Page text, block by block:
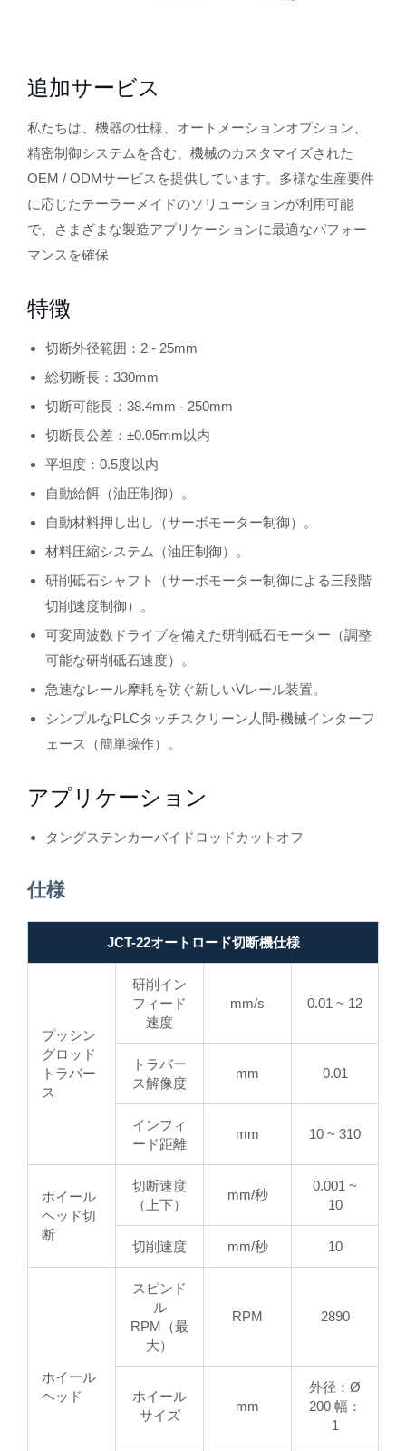
追加サービス
私たちは、機器の仕様、オートメーションオプション、
精密制御システムを含む、機械のカスタマイズされた
OEM / ODMサービスを提供しています。多様な生産要件
に応じたテーラーメイドのソリューションが利用可能
で、さまざまな製造アプリケーションに最適なパフォー
マンスを確保
特徴
切断外径範囲：2 - 25mm
総切断長：330mm
切断可能長：38.4mm - 250mm
切断長公差：±0.05mm以内
平坦度：0.5度以内
自動給餌（油圧制御）。
自動材料押し出し（サーボモーター制御）。
材料圧縮システム（油圧制御）。
研削砥石シャフト（サーボモーター制御による三段階
切削速度制御）。
可変周波数ドライブを備えた研削砥石モーター（調整
可能な研削砥石速度）。
急速なレール摩耗を防ぐ新しいVレール装置。
シンプルなPLCタッチスクリーン人間-機械インターフ
ェース（簡単操作）。
アプリケーション
タングステンカーバイドロッドカットオフ
仕様
JCT-22オートロード切断機仕様
プッシン
グロッド
トラバー
ス
研削イン
フィード
速度
mm/s 0.01 ~ 12
トラバー
ス解像度
mm 0.01
インフィ
ード距離
mm 10 ~ 310
ホイール
ヘッド切
断
切断速度
（上下）
mm/秒
0.001 ~
10
切削速度 mm/秒 10
ホイール
ヘッド
スピンド
ル
RPM（最
大）
RPM 2890
ホイール
サイズ
mm
外径：Ø
200 幅：
1